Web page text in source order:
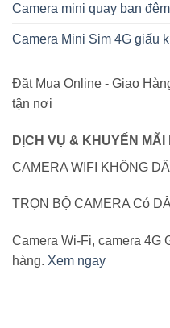
Camera mini quay ban đêm
Camera Mini Sim 4G giấu
Đặt Mua Online - Giao
tận nơi
DỊCH VỤ & KHUYẾN MÃI
CAMERA WIFI KHÔNG
TRỌN BỘ CAMERA Có
Camera Wi-Fi, camera 4G
hàng. Xem ngay